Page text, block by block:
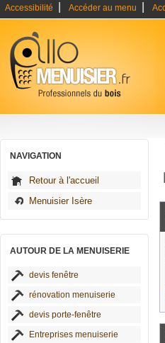
Accessibilité Accéder au menu
NAVIGATION
Retour à l'accueil
Menuisier Isère
AUTOUR DE LA MENUISERIE
devis fenêtre
rénovation menuiserie
devis porte-fenêtre
Entreprises menuiserie